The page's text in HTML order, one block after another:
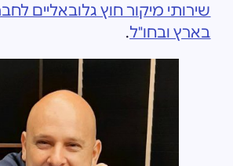
שירותי מיקור חוץ גלובאליים
בארץ ובחו"ל.